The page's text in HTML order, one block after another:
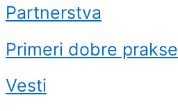
Partnerstva
Primeri dobre prakse
Vesti